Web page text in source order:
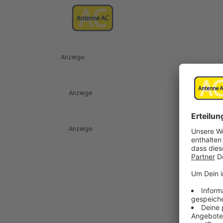
Anzeige
Anzeige
Anzeige